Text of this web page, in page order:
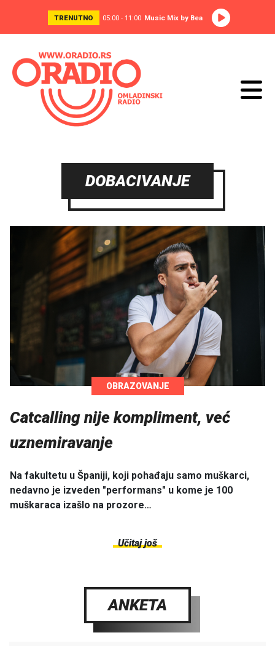
TRENUTNO 05:00 - 11:00 Music Mix by Bea
DOBACIVANJE
OBRAZOVANJE
Catcalling nije kompliment, već
uznemiravanje
Na fakultetu u Španiji, koji pohađaju samo muškarci,
nedavno je izveden "performans" u kome je 100
muškaraca izašlo na prozore…
Učitaj još
ANKETA